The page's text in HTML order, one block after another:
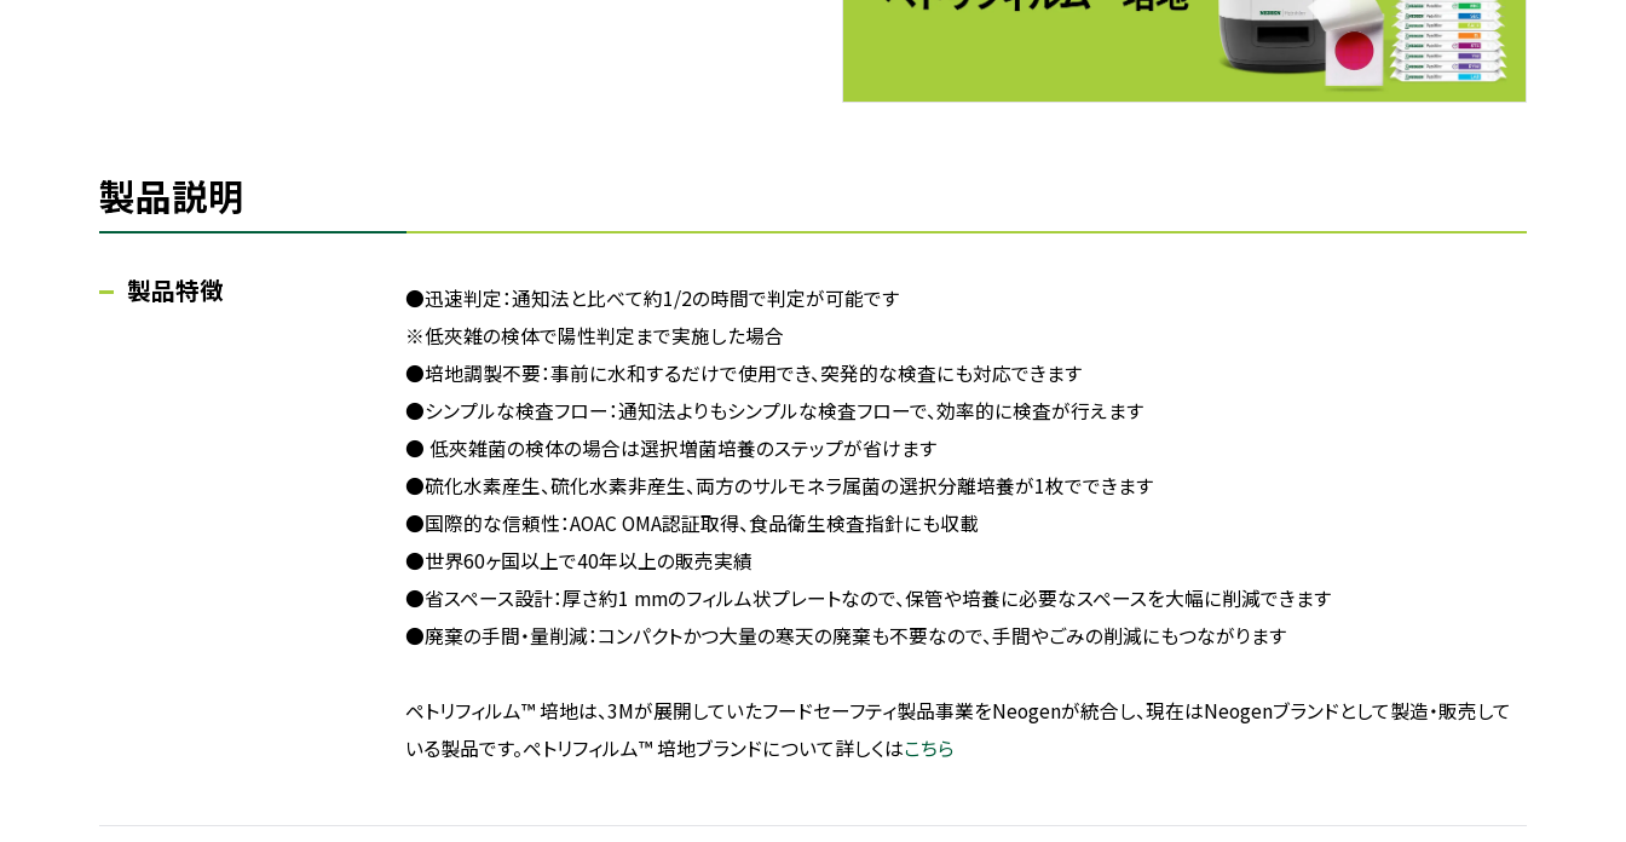
製品説明
製品特徴
●迅速判定：通知法と比べて約1/2の時間で判定が可能です
※低夾雑の検体で陽性判定まで実施した場合
●培地調製不要：事前に水和するだけで使用でき、突発的な検査にも対応できます
●シンプルな検査フロー：通知法よりもシンプルな検査フローで、効率的に検査が行えます
● 低夾雑菌の検体の場合は選択増菌培養のステップが省けます
●硫化水素産生、硫化水素非産生、両方のサルモネラ属菌の選択分離培養が1枚でできます
●国際的な信頼性：AOAC OMA認証取得、食品衛生検査指針にも収載
●世界60ヶ国以上で40年以上の販売実績
●省スペース設計：厚さ約1 mmのフィルム状プレートなので、保管や培養に必要なスペースを大幅に削減できます
●廃棄の手間・量削減：コンパクトかつ大量の寒天の廃棄も不要なので、手間やごみの削減にもつながります
ペトリフィルム™ 培地は、3Mが展開していたフードセーフティ製品事業をNeogenが統合し、現在はNeogenブランドとして製造・販売して
いる製品です。ペトリフィルム™ 培地ブランドについて詳しくはこちら